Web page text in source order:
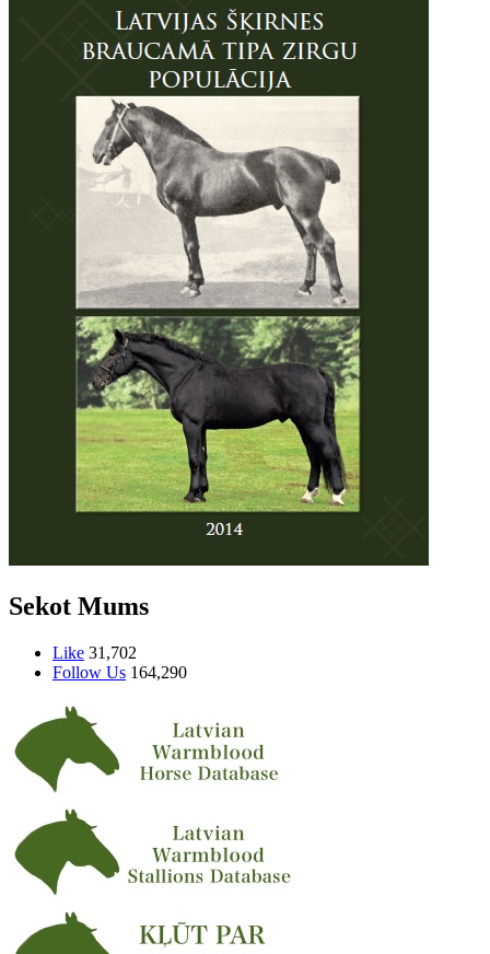
Sekot Mums
Like 31,702
Follow Us 164,290